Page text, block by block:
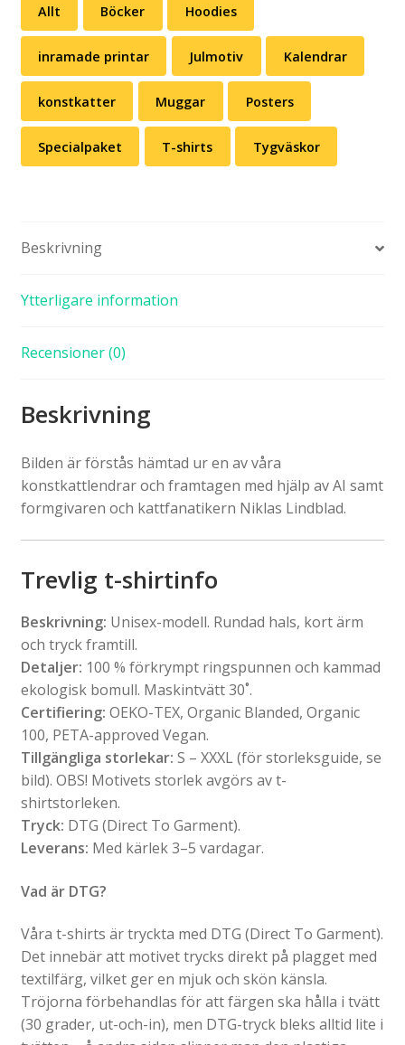
Allt Böcker Hoodies
inramade printar Julmotiv Kalendrar
konstkatter Muggar Posters
Specialpaket T-shirts Tygväskor
Beskrivning
Ytterligare information
Recensioner (0)
Beskrivning
Bilden är förstås hämtad ur en av våra
konstkattlendrar och framtagen med hjälp av AI samt
formgivaren och kattfanatikern Niklas Lindblad.
Trevlig t-shirtinfo
Beskrivning: Unisex-modell. Rundad hals, kort ärm
och tryck framtill.
Detaljer: 100 % förkrympt ringspunnen och kammad
ekologisk bomull. Maskintvätt 30˚.
Certifiering: OEKO-TEX, Organic Blanded, Organic
100, PETA-approved Vegan.
Tillgängliga storlekar: S – XXXL (för storleksguide, se
bild). OBS! Motivets storlek avgörs av t-
shirtstorleken.
Tryck: DTG (Direct To Garment).
Leverans: Med kärlek 3–5 vardagar.
Vad är DTG?
Våra t-shirts är tryckta med DTG (Direct To Garment).
Det innebär att motivet trycks direkt på plagget med
textilfärg, vilket ger en mjuk och skön känsla.
Tröjorna förbehandlas för att färgen ska hålla i tvätt
(30 grader, ut-och-in), men DTG-tryck bleks alltid lite i